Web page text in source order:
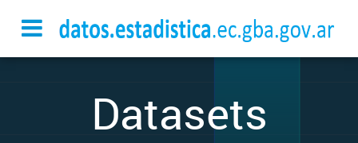
Datasets